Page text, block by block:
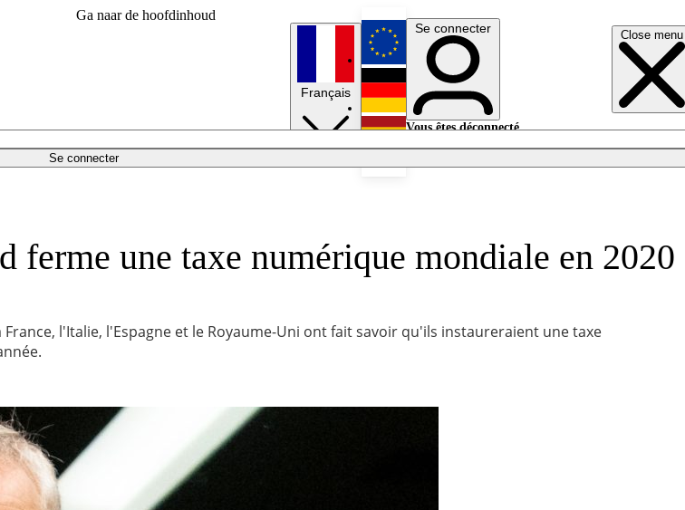
Ga naar de hoofdinhoud
Close menu
Se connecter
Français
English
Deutsch
Se connecter
Vous êtes déconnecté.
ferme une taxe numérique mondiale en 2020
l'Italie, l'Espagne et le Royaume-Uni ont fait savoir qu'ils instaureraient une taxe